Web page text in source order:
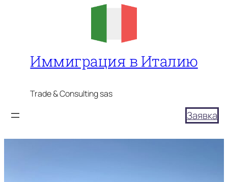
Иммиграция в Италию
Trade & Consulting sas
Заявка